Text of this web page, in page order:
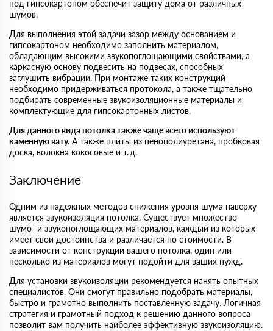
под гипсокартоном обеспечит защиту дома от различных
шумов.
Для выполнения этой задачи зазор между основанием и
гипсокартоном необходимо заполнить материалом,
обладающим высокими звукопоглощающими свойствами, а
каркасную основу подвесить на подвесах, способных
заглушить вибрации. При монтаже таких конструкций
необходимо придерживаться протокола, а также тщательно
подбирать современные звукоизоляционные материалы и
комплектующие для гипсокартонных листов.
Для данного вида потолка также чаще всего используют
каменную вату. А также плиты из пенополиуретана, пробковая
доска, волокна кокосовые и т. д.
Заключение
Одним из надежных методов снижения уровня шума наверху
является звукоизоляция потолка. Существует множество
шумо- и звукопоглощающих материалов, каждый из которых
имеет свои достоинства и различается по стоимости. В
зависимости от конструкции вашего потолка, один или
несколько из материалов могут подойти для ваших нужд.
Для установки звукоизоляции рекомендуется нанять опытных
специалистов. Они смогут правильно подобрать материалы,
быстро и грамотно выполнить поставленную задачу. Логичная
стратегия и грамотный подход к решению данного вопроса
позволит вам получить наиболее эффективную звукоизоляцию.